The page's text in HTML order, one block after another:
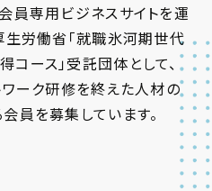
員専用ビジネスサイトを運
生労働省「就職氷河期世代
ース」受託団体として、
ワーク研修を終えた人材の
員を募集しています。